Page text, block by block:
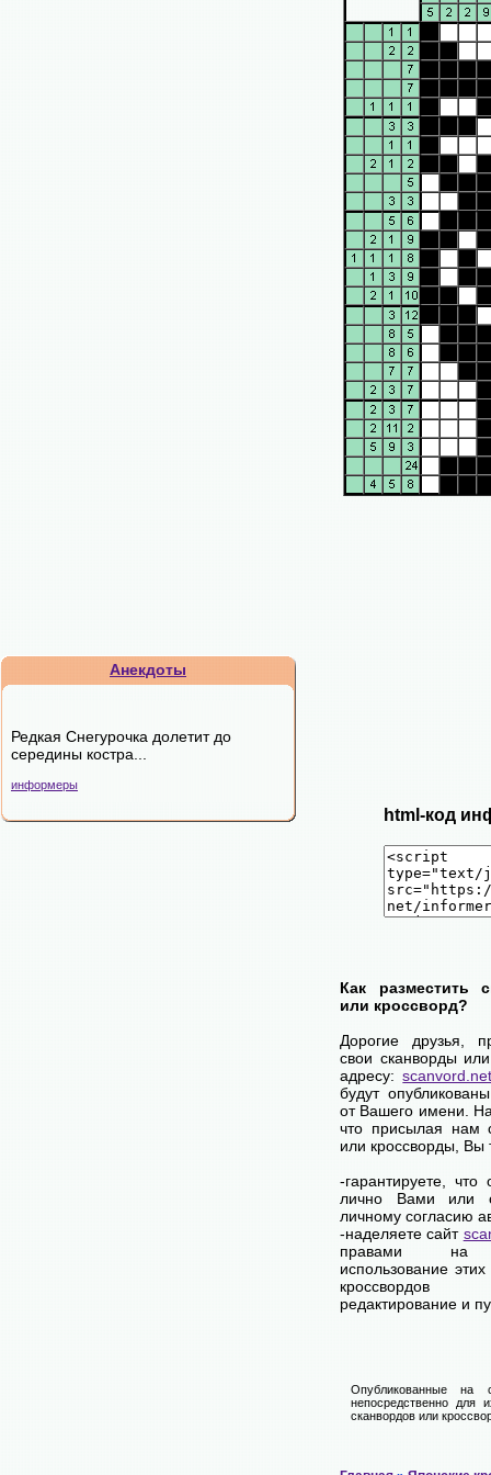
Анекдоты
Редкая Снегурочка долетит до
середины костра...
информеры
html-код
Как разместить
или кроссворд?
Дорогие друзья,
свои сканворды
адресу:
будут
от Вашего имени.
что присылая нам
или кроссворды,
-гарантируете, что
лично Вами или
личному согласию
-наделяете сайт
правами на
использование
редактирование и
Опубликованные на
непосредственно для
сканвордов или